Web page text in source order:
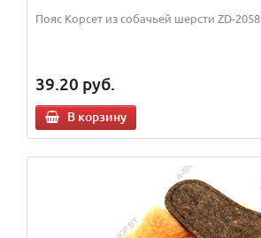
Пояс Корсет из собачьей шерсти ZD-2058
39.20 руб.
В корзину